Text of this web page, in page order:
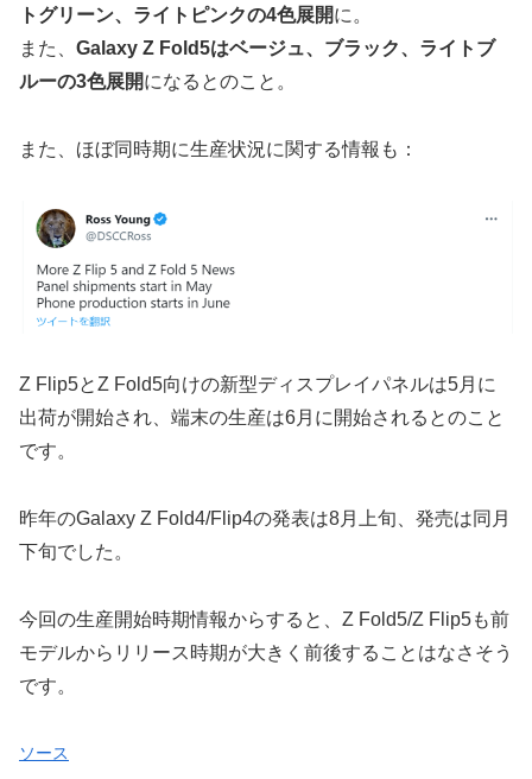
トグリーン、ライトピンクの4色展開に。
また、 Galaxy Z Fold5はベージュ、ブラック、ライトブ
ルーの3色展開になるとのこと。
また、ほぼ同時期に生産状況に関する情報も：
Z Flip5とZ Fold5向けの新型ディスプレイパネルは5月に
出荷が開始され、端末の生産は6月に開始されるとのこと
です。
昨年のGalaxy Z Fold4/Flip4の発表は8月上旬、発売は同月
下旬でした。
今回の生産開始時期情報からすると、Z Fold5/Z Flip5も前
モデルからリリース時期が大きく前後することはなさそう
です。
ソース